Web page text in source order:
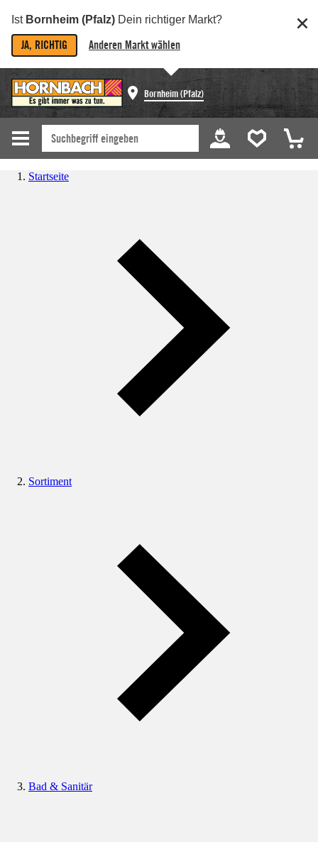
Ist Bornheim (Pfalz) Dein richtiger Markt?
JA, RICHTIG Anderen Markt wählen
Bornheim (Pfalz)
Startseite
Sortiment
Bad & Sanitär